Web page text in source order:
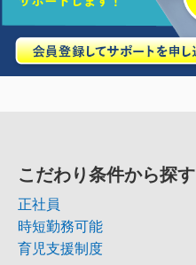
こだわり条件から探す
正社員
時短勤務可能
育児支援制度